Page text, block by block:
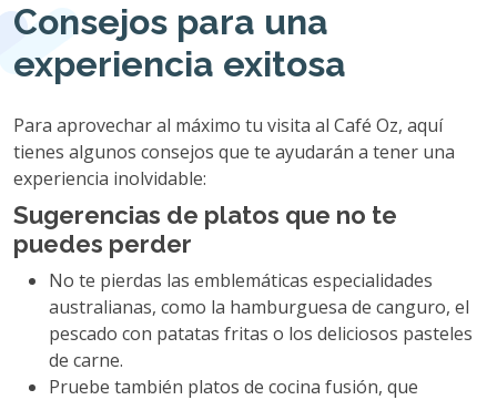
Consejos para una
experiencia exitosa
Para aprovechar al máximo tu visita al Café Oz, aquí
tienes algunos consejos que te ayudarán a tener una
experiencia inolvidable:
Sugerencias de platos que no te
puedes perder
No te pierdas las emblemáticas especialidades
australianas, como la hamburguesa de canguro, el
pescado con patatas fritas o los deliciosos pasteles
de carne.
Pruebe también platos de cocina fusión, que